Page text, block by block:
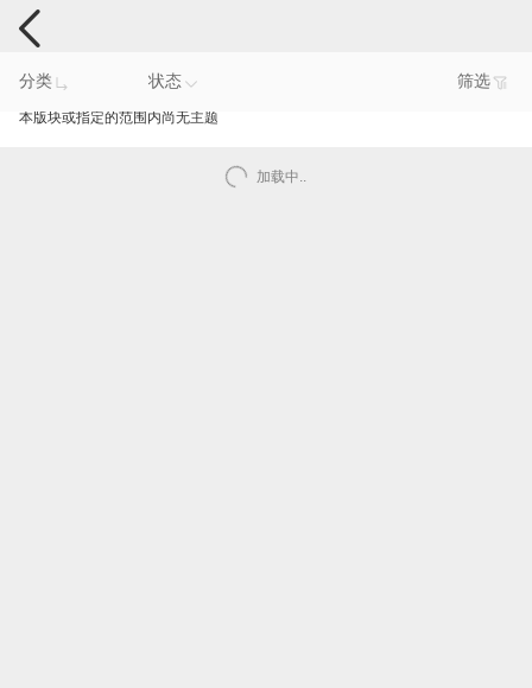
手机反馈
分类 状态 筛选
本版块或指定的范围内尚无主题
加载中..